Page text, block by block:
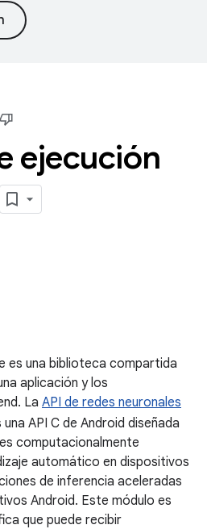
ejecución
es una biblioteca compartida
aplicación y los
La API de redes neuronales
una API C de Android diseñada
computacionalmente
automático en dispositivos
de inferencia aceleradas
Android. Este módulo es
que puede recibir